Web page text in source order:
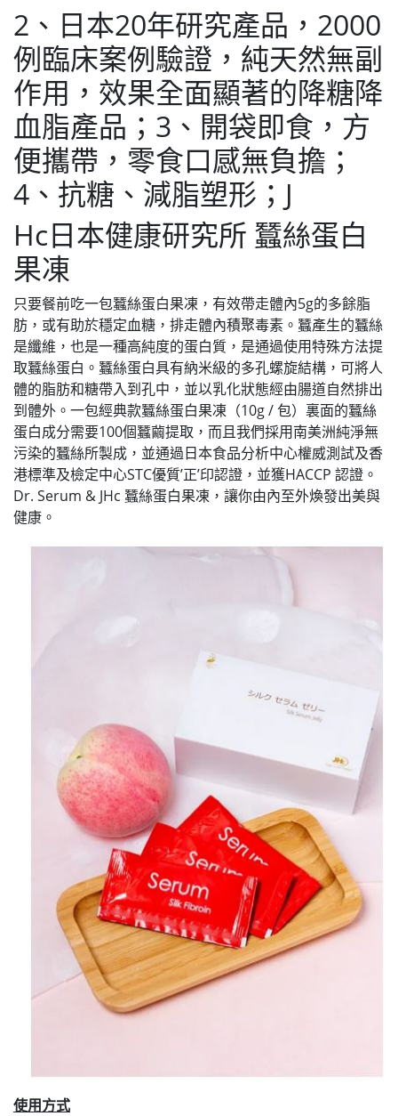
2、日本20年研究產品，2000
例臨床案例驗證，純天然無副
作用，效果全面顯著的降糖降
血脂產品；3、開袋即食，方
便攜帶，零食口感無負擔；
4、抗糖、減脂塑形；J
Hc日本健康研究所 蠶絲蛋白
果凍
只要餐前吃一包蠶絲蛋白果凍，有效帶走體內5g的多餘脂
肪，或有助於穩定血糖，排走體內積聚毒素。蠶產生的蠶絲
是纖維，也是一種高純度的蛋白質，是通過使用特殊方法提
取蠶絲蛋白。蠶絲蛋白具有納米級的多孔螺旋結構，可將人
體的脂肪和糖帶入到孔中，並以乳化狀態經由腸道自然排出
到體外。一包經典款蠶絲蛋白果凍（10g / 包）裏面的蠶絲
蛋白成分需要100個蠶繭提取，而且我們採用南美洲純淨無
污染的蠶絲所製成，並通過日本食品分析中心權威測試及香
港標準及檢定中心STC優質’正’印認證，並獲HACCP 認證。
Dr. Serum & JHc 蠶絲蛋白果凍，讓你由內至外煥發出美與
健康。
使用方式